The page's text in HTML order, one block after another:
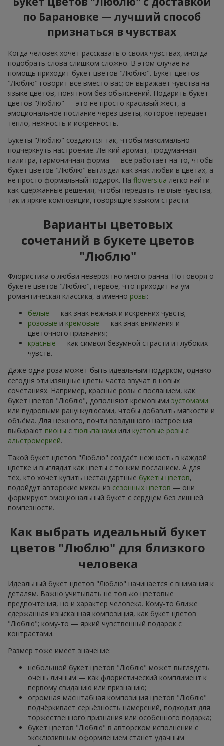
по Барановкe — лучший способ
признаться в чувствах
Когда человек хочет рассказать о своих чувствах, иногда
подобрать слова слишком сложно. В этом случае на
помощь приходит букет цветов "Люблю". Букет цветов
"Люблю" говорит всё вместо вас; он выражает чувства на
языке цветов, понятном без объяснений. Подарить букет
цветов "Люблю" — это не просто красивый жест, а
эмоциональное послание через цветы, которое передаёт
тепло, нежность и искренность.
Букеты "Люблю" создаются так, чтобы максимально
подчеркнуть настроение. Лёгкий аромат, продуманная
палитра, гармоничная форма — всё работает на то, чтобы
букет цветов "Люблю" выглядел как знак любви в цветах, а
не просто формальный подарок. На flowers.ua легко найти
как сдержанные решения, чтобы передать тёплые чувства,
так и яркие композиции, говорящие языком страсти.
Варианты цветовых
сочетаний в букете цветов
"Люблю"
Флористика о любви невероятно многогранна. Но говоря о
букете цветов "Люблю", первое, что приходит на ум —
романтическая классика, а именно розы:
белые — как знак нежных и искренних чувств;
розовые и кремовые — как знак внимания и
цветочного признания;
красные — как символ безумной страсти и глубоких
чувств.
Даже одна роза может быть идеальным подарком, однако
сегодня эти изящные цветы часто звучат в новых
сочетаниях. Например, красные розы с посланием, как
букет цветов "Люблю", дополняют кремовыми эустомами
или пудровыми ранункулюсами, чтобы добавить мягкости и
объёма. Для нежного, почти воздушного настроения
выбирают пионы с тюльпанами или кустовые розы с
альстромерией.
Такой букет цветов "Люблю" создаёт нежность в каждой
цветке и выглядит как цветы с тонким посланием. А для
тех, кто хочет купить нестандартные букеты цветов,
подойдут авторские миксы из сезонных цветов — они
формируют эмоциональный букет с сердцем без лишней
помпезности.
Как выбрать идеальный букет
цветов "Люблю" для близкого
человека
Идеальный букет цветов "Люблю" начинается с внимания к
деталям. Важно учитывать не только цветовые
предпочтения, но и характер человека. Кому-то ближе
сдержанная изысканная композиция, как букет цветов
"Люблю"; кому-то — яркий чувственный подарок с
контрастами.
Размер тоже имеет значение:
небольшой букет цветов "Люблю" может выглядеть
очень личным — как флористический комплимент к
первому свиданию или признанию;
огромная масштабная композиция цветов "Люблю"
подчёркивает серьёзность намерений, подходит для
торжественного признания или особенного подарка;
букет цветов "Люблю" в авторском исполнении с
эксклюзивным оформлением станет удачным